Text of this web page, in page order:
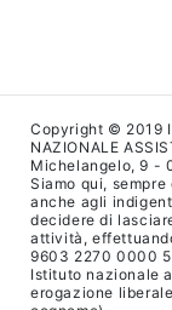
Copyright © 2019
NAZIONALE
Michelangelo, 9 -
Siamo qui,
anche agli
decidere di
attività,
9603 2270 0000
Istituto nazionale
erogazione